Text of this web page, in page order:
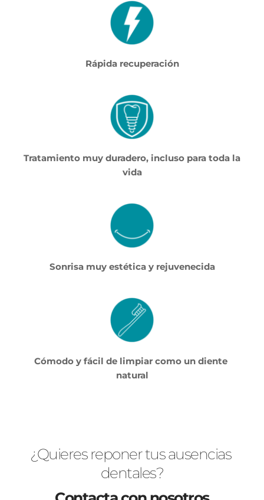
Rápida recuperación
Tratamiento muy duradero, incluso para toda la
vida
Sonrisa muy estética y rejuvenecida
Cómodo y fácil de limpiar como un diente
natural
¿Quieres reponer tus ausencias
dentales?